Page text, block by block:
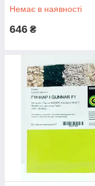
Немає в наявності
646 ₴